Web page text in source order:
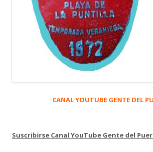
CANAL YOUTUBE GENTE DEL
Suscribirse Canal YouTube Gente del